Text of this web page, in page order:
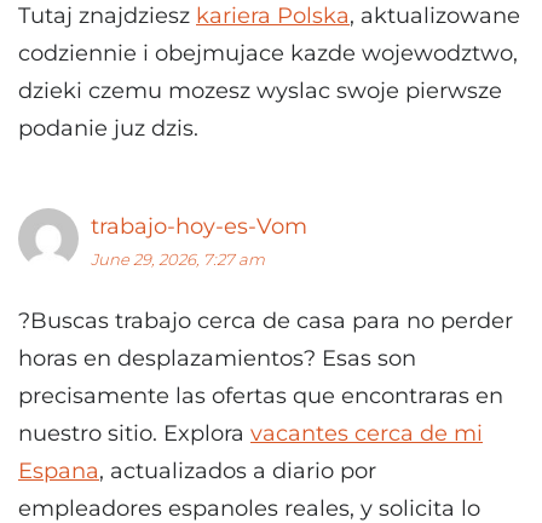
Tutaj znajdziesz kariera Polska, aktualizowane
codziennie i obejmujace kazde wojewodztwo,
dzieki czemu mozesz wyslac swoje pierwsze
podanie juz dzis.
trabajo-hoy-es-Vom
June 29, 2026, 7:27 am
?Buscas trabajo cerca de casa para no perder
horas en desplazamientos? Esas son
precisamente las ofertas que encontraras en
nuestro sitio. Explora vacantes cerca de mi
Espana, actualizados a diario por
empleadores espanoles reales, y solicita lo